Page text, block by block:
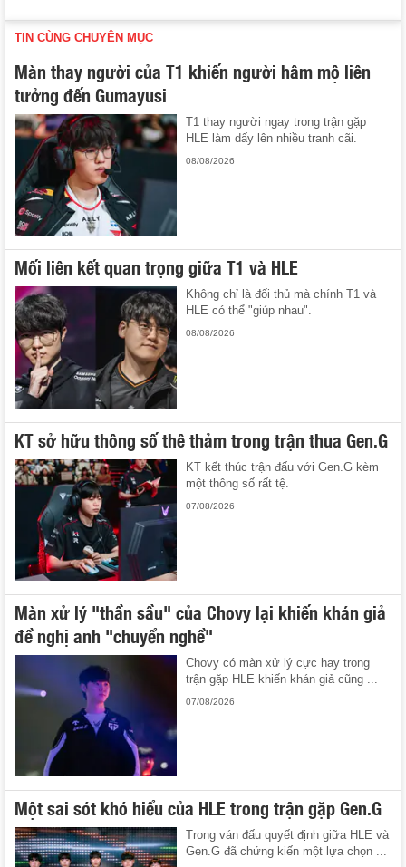
TIN CÙNG CHUYÊN MỤC
Màn thay người của T1 khiến người hâm mộ liên
tưởng đến Gumayusi
T1 thay người ngay trong trận gặp
HLE làm dấy lên nhiều tranh cãi.
08/08/2026
Mối liên kết quan trọng giữa T1 và HLE
Không chỉ là đối thủ mà chính T1 và
HLE có thể "giúp nhau".
08/08/2026
KT sở hữu thông số thê thảm trong trận thua Gen.G
KT kết thúc trận đấu với Gen.G kèm
một thông số rất tệ.
07/08/2026
Màn xử lý "thần sầu" của Chovy lại khiến khán giả
đề nghị anh "chuyển nghề"
Chovy có màn xử lý cực hay trong
trận gặp HLE khiến khán giả cũng ...
07/08/2026
Một sai sót khó hiểu của HLE trong trận gặp Gen.G
Trong ván đấu quyết định giữa HLE và
Gen.G đã chứng kiến một lựa chọn ...